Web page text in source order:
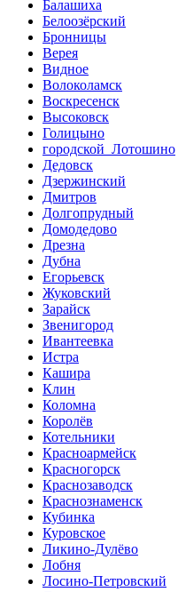
Балашиха
Белоозёрский
Бронницы
Верея
Видное
Волоколамск
Воскресенск
Высоковск
Голицыно
городской Лотошино
Дедовск
Дзержинский
Дмитров
Долгопрудный
Домодедово
Дрезна
Дубна
Егорьевск
Жуковский
Зарайск
Звенигород
Ивантеевка
Истра
Кашира
Клин
Коломна
Королёв
Котельники
Красноармейск
Красногорск
Краснозаводск
Краснознаменск
Кубинка
Куровское
Ликино-Дулёво
Лобня
Лосино-Петровский